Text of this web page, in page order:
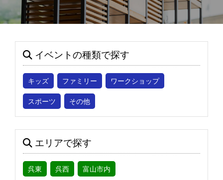
イベントの種類で探す
キッズ ファミリー ワークショップ
スポーツ その他
エリアで探す
呉東 呉西 富山市内